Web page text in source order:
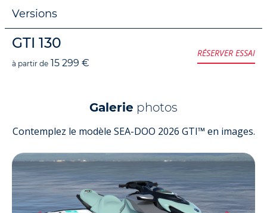
Versions
GTI 130
à partir de 15 299 €
RÉSERVER ESSAI
Galerie photos
Contemplez le modèle SEA-DOO 2026 GTI™ en images.